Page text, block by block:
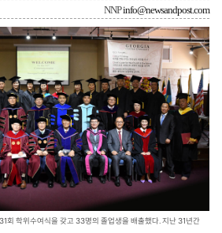
NNPinfo@newsandpost.com
회 학위수여식을 갖고 33명의 졸업생을 배출했다. 지난 31년간